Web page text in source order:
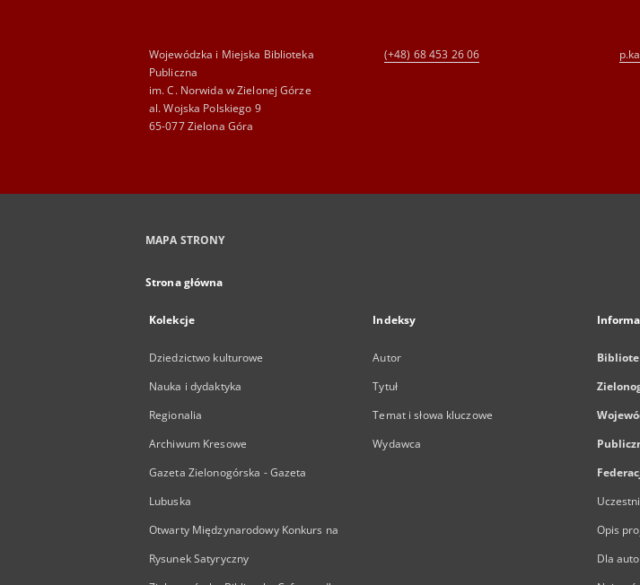
Wojewódzka i Miejska Biblioteka
Publiczna
im. C. Norwida w Zielonej Górze
al. Wojska Polskiego 9
65-077 Zielona Góra
(+48) 68 453 26 06
MAPA STRONY
Strona główna
Kolekcje
Dziedzictwo kulturowe
Nauka i dydaktyka
Regionalia
Archiwum Kresowe
Gazeta Zielonogórska - Gazeta
Lubuska
Otwarty Międzynarodowy Konkurs na
Rysunek Satyryczny
Indeksy
Autor
Tytuł
Temat i słowa kluczowe
Wydawca
Opis
Dla